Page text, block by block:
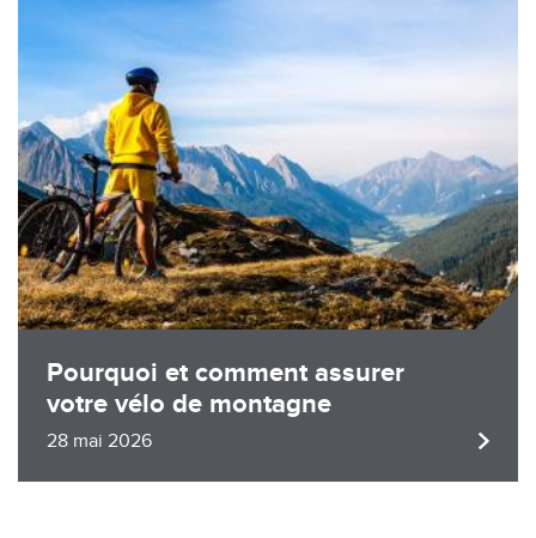
Pourquoi et comment assurer
votre vélo de montagne
28 mai 2026